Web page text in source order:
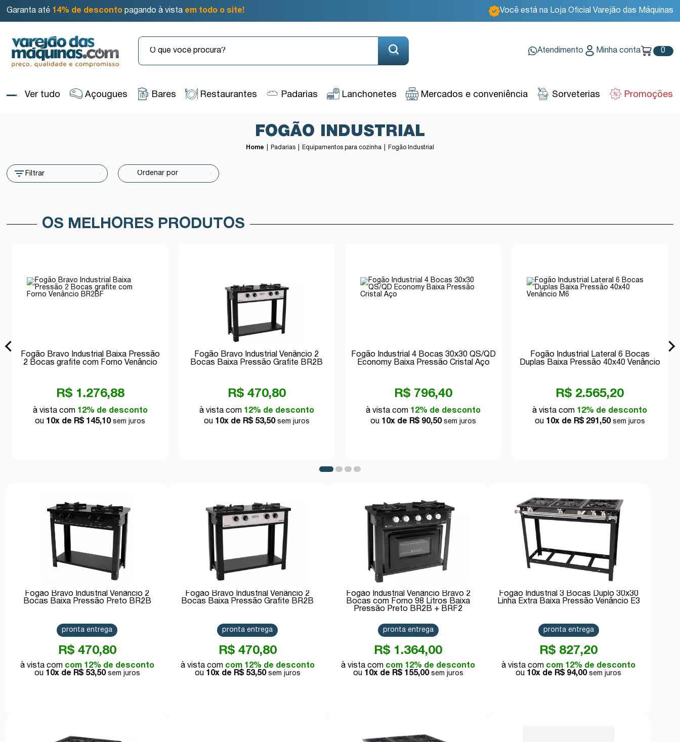
Garanta até 14% de desconto pagando à vista em todo o site! Você está na Loja Oficial Varejão das Máquinas
Atendimento Minha conta 0
Ver tudo Açougues Bares Restaurantes Padarias Lanchonetes Mercados e conveniência Sorveterias Promoções
FOGÃO INDUSTRIAL
Home Padarias Equipamentos para cozinha Fogão Industrial
Filtrar
OS MELHORES PRODUTOS
Fogão Bravo Industrial Baixa Pressão
2 Bocas grafite com Forno Venâncio
R$ 1.276,88
à vista com 12% de desconto
ou 10x de R$ 145,10sem juros
Fogão Bravo Industrial Venâncio 2
Bocas Baixa Pressão Grafite BR2B
R$ 470,80
à vista com 12% de desconto
ou 10x de R$ 53,50sem juros
Fogão Industrial 4 Bocas 30x30 QS/QD
Economy Baixa Pressão Cristal Aço
R$ 796,40
à vista com 12% de desconto
ou 10x de R$ 90,50sem juros
Fogão Industrial Lateral 6 Bocas
Duplas Baixa Pressão 40x40 Venâncio
R$ 2.565,20
à vista com 12% de desconto
ou 10x de R$ 291,50sem juros
Fogão Bravo Industrial Venâncio 2
Bocas Baixa Pressão Preto BR2B
R$ 470,80
com 12% de desconto
10x de R$ 53,50
pronta entrega
Fogão Bravo Industrial Venâncio 2
Bocas Baixa Pressão Grafite BR2B
R$ 470,80
com 12% de desconto
10x de R$ 53,50
pronta entrega
Fogão Industrial Venâncio Bravo 2
Bocas com Forno 98 Litros Baixa
Pressão Preto BR2B + BRF2
R$ 1.364,00
com 12% de desconto
10x de R$ 155,00
pronta entrega
Fogão Industrial 3 Bocas Duplo 30x30
Linha Extra Baixa Pressão Venâncio E3
R$ 827,20
com 12% de desconto
10x de R$ 94,00
pronta entrega